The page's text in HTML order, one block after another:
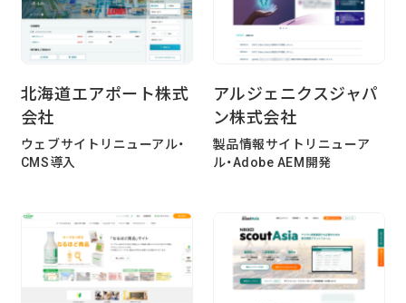
企業様に合わせたCMS Platformを提供することでビジネスを加
速させます。
BLOG
2026/08/04 自己紹介
6月に入社しました眞鍋です。
北海道エアポート株式
会社
ウェブサイトリニューアル・
CMS導入
アルジェニクスジャパ
ン株式会社
製品情報サイトリニューア
ル・Adobe AEM開発